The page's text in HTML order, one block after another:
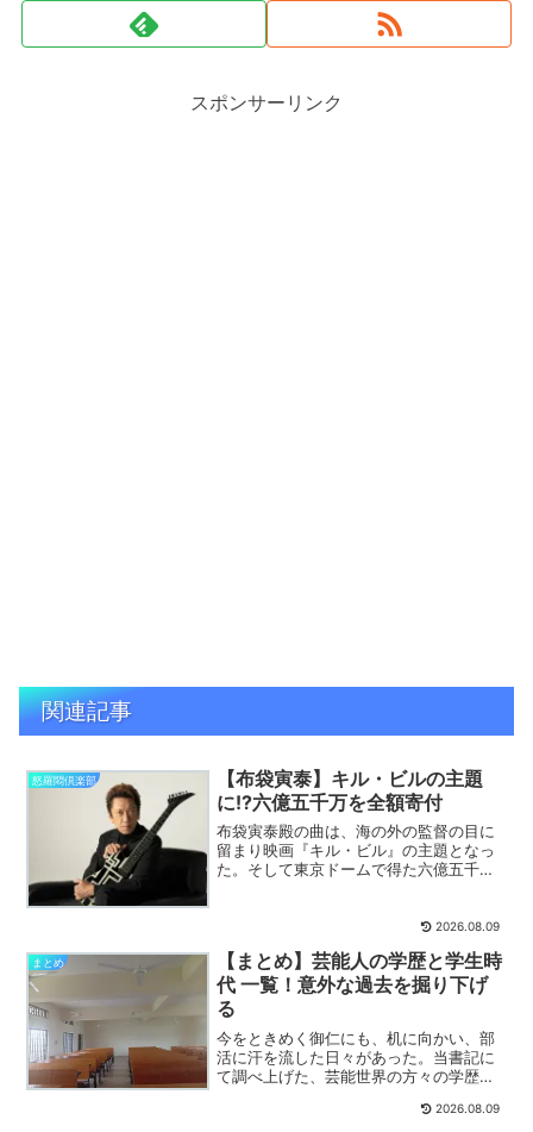
スポンサーリンク
関連記事
怒羅悶倶楽部
【布袋寅泰】キル・ビルの主題
に!?六億五千万を全額寄付
布袋寅泰殿の曲は、海の外の監督の目に
留まり映画『キル・ビル』の主題となっ
た。そして東京ドームで得た六億五千万
2026.08.09
まとめ
【まとめ】芸能人の学歴と学生時
代 一覧！意外な過去を掘り下げ
る
今をときめく御仁にも、机に向かい、部
活に汗を流した日々があった。当書記に
て調べ上げた、芸能世界の方々の学歴と
2026.08.09